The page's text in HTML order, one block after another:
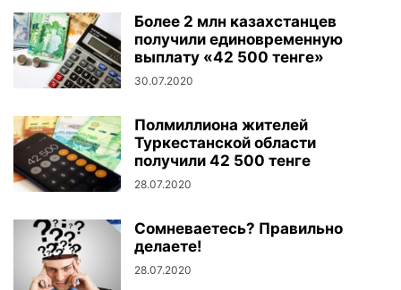
Более 2 млн казахстанцев
получили единовременную
выплату «42 500 тенге»
30.07.2020
Полмиллиона жителей
Туркестанской области
получили 42 500 тенге
28.07.2020
Сомневаетесь? Правильно
делаете!
28.07.2020